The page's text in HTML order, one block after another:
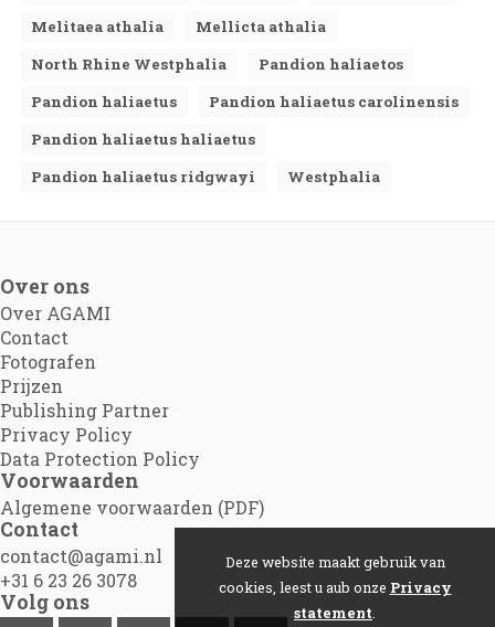
Melitaea athalia
Mellicta athalia
North Rhine Westphalia
Pandion haliaetos
Pandion haliaetus
Pandion haliaetus carolinensis
Pandion haliaetus haliaetus
Pandion haliaetus ridgwayi
Westphalia
Over ons
Over AGAMI
Contact
Fotografen
Prijzen
Publishing Partner
Privacy Policy
Data Protection Policy
Voorwaarden
Algemene voorwaarden (PDF)
Contact
contact@agami.nl
+31 6 23 26 3078
Volg ons
Deze website maakt gebruik van
cookies, leest u aub onze Privacy
statement